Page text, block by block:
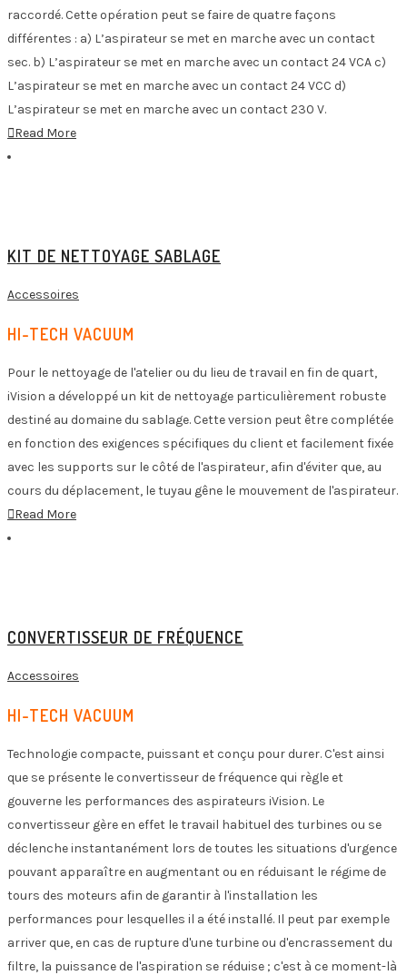
raccordé. Cette opération peut se faire de quatre façons
différentes : a) L’aspirateur se met en marche avec un contact
sec. b) L’aspirateur se met en marche avec un contact 24 VCA c)
L’aspirateur se met en marche avec un contact 24 VCC d)
L’aspirateur se met en marche avec un contact 230 V.
Read More
KIT DE NETTOYAGE SABLAGE
Accessoires
HI-TECH VACUUM
Pour le nettoyage de l'atelier ou du lieu de travail en fin de quart,
iVision a développé un kit de nettoyage particulièrement robuste
destiné au domaine du sablage. Cette version peut être complétée
en fonction des exigences spécifiques du client et facilement fixée
avec les supports sur le côté de l'aspirateur, afin d'éviter que, au
cours du déplacement, le tuyau gêne le mouvement de l'aspirateur.
Read More
CONVERTISSEUR DE FRÉQUENCE
Accessoires
HI-TECH VACUUM
Technologie compacte, puissant et conçu pour durer. C'est ainsi
que se présente le convertisseur de fréquence qui règle et
gouverne les performances des aspirateurs iVision. Le
convertisseur gère en effet le travail habituel des turbines ou se
déclenche instantanément lors de toutes les situations d'urgence
pouvant apparaître en augmentant ou en réduisant le régime de
tours des moteurs afin de garantir à l'installation les
performances pour lesquelles il a été installé. Il peut par exemple
arriver que, en cas de rupture d'une turbine ou d'encrassement du
filtre, la puissance de l'aspiration se réduise ; c'est à ce moment-là